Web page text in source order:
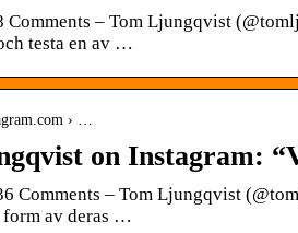
Comments – Tom Ljungqvist
testa en av …
› …
on Instagram:
Comments – Tom Ljungqvist
av deras …